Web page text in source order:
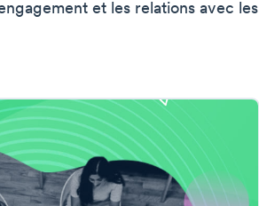
et les relations avec les